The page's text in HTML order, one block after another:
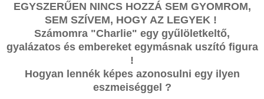
EGYSZERŰEN NINCS HOZZÁ SEM GYOMROM,
SEM SZÍVEM, HOGY AZ LEGYEK !
Számomra "Charlie" egy gyűlöletkeltő,
gyalázatos és embereket egymásnak uszító figura
!
Hogyan lennék képes azonosulni egy ilyen
eszmeiséggel ?